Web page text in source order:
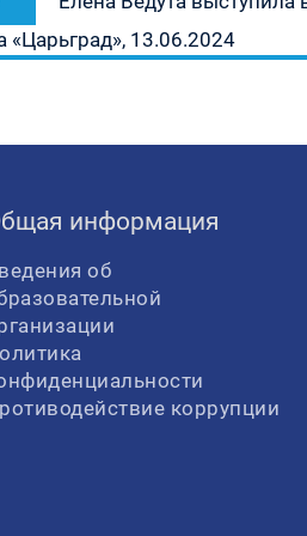
запись:
«Царьград», 13.06.2024
информация
об
коррупции